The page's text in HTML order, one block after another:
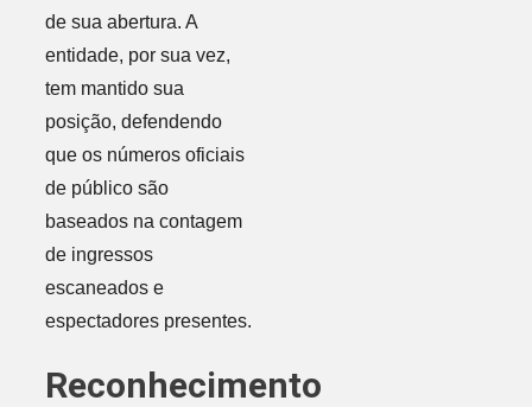
de sua abertura. A
entidade, por sua vez,
tem mantido sua
posição, defendendo
que os números oficiais
de público são
baseados na contagem
de ingressos
escaneados e
espectadores presentes.
Reconhecimento